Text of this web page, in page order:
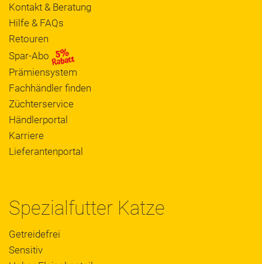
Kontakt & Beratung
Hilfe & FAQs
Retouren
Spar-Abo
Prämiensystem
Fachhändler finden
Züchterservice
Händlerportal
Karriere
Lieferantenportal
Spezialfutter Katze
Getreidefrei
Sensitiv